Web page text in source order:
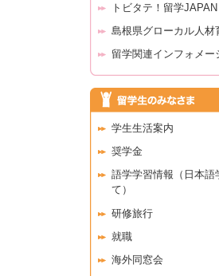
トビタテ！留学JAPAN
島根県グローカル人材
留学関連インフォメー
学生生活案内
奨学金
語学学習情報（日本語
て）
研修旅行
就職
海外同窓会